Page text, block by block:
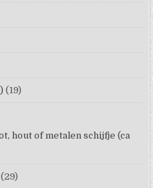
(19)
hout of metalen schijfje (ca
(29)